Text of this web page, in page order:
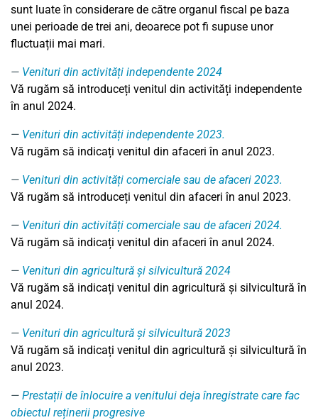
sunt luate în considerare de către organul fiscal pe baza
unei perioade de trei ani, deoarece pot fi supuse unor
fluctuații mai mari.
Venituri din activități independente 2024
Vă rugăm să introduceți venitul din activități independente
în anul 2024.
Venituri din activități independente 2023.
Vă rugăm să indicați venitul din afaceri în anul 2023.
Venituri din activități comerciale sau de afaceri 2023.
Vă rugăm să introduceți venitul din afaceri în anul 2023.
Venituri din activități comerciale sau de afaceri 2024.
Vă rugăm să indicați venitul din afaceri în anul 2024.
Venituri din agricultură și silvicultură 2024
Vă rugăm să indicați venitul din agricultură și silvicultură în
anul 2024.
Venituri din agricultură și silvicultură 2023
Vă rugăm să indicați venitul din agricultură și silvicultură în
anul 2023.
Prestații de înlocuire a venitului deja înregistrate care fac
obiectul reținerii progresive